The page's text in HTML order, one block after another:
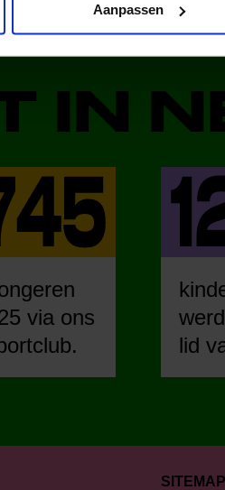
Aanpassen
IN
via ons
lid
SITEMAP